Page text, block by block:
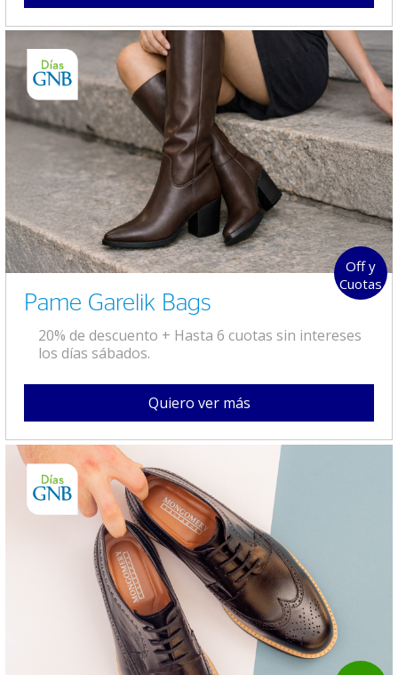
Off y
Cuotas
Pame Garelik Bags
20% de descuento + Hasta 6 cuotas sin intereses
los días sábados.
Quiero ver más